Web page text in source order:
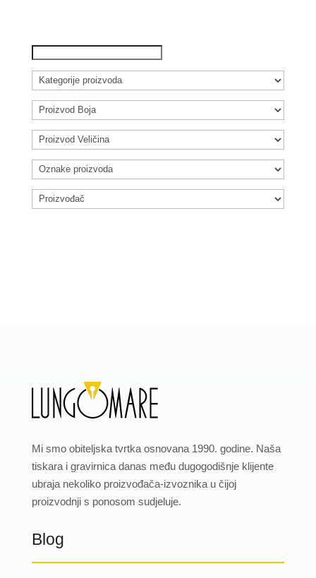
Mi smo obiteljska tvrtka osnovana 1990. godine. Naša
tiskara i gravirnica danas među dugogodišnje klijente
ubraja nekoliko proizvođača-izvoznika u čijoj
proizvodnji s ponosom sudjeluje.
Blog